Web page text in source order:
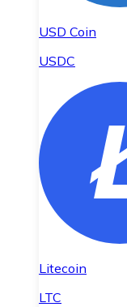
USD Coin
USDC
Litecoin
LTC